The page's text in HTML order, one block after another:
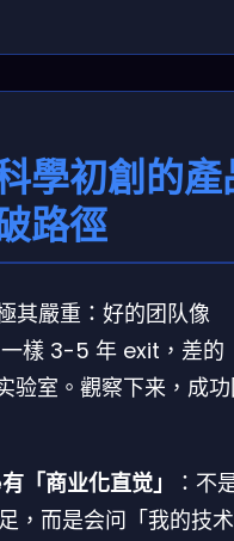
學初創的產
路徑
其嚴重：好的团队像
樣 3-5 年 exit，差的
验室。觀察下来，成
商业化直觉」
：不
，而是会问「我的技